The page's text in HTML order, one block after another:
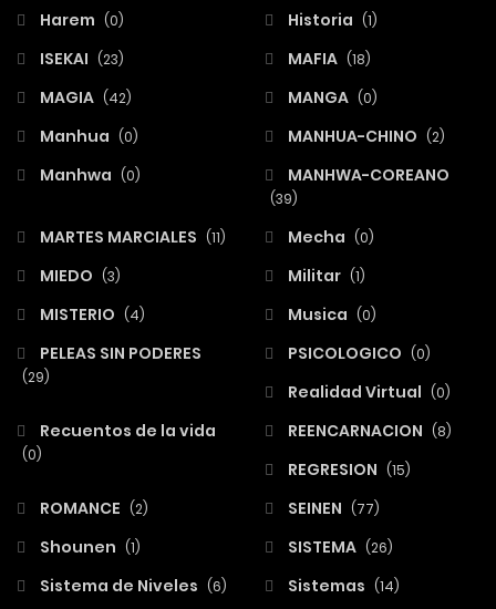
Harem (0) Historia (1)
ISEKAI (23) MAFIA (18)
MAGIA (42) MANGA (0)
Manhua (0) MANHUA-CHINO (2)
Manhwa (0) MANHWA-COREANO
(39)
MARTES MARCIALES (11) Mecha (0)
MIEDO (3) Militar (1)
MISTERIO (4) Musica (0)
PELEAS SIN PODERES
(29)
PSICOLOGICO (0)
Realidad Virtual (0)
Recuentos de la vida
(0)
REENCARNACION (8)
REGRESION (15)
ROMANCE (2) SEINEN (77)
Shounen (1) SISTEMA (26)
Sistema de Niveles (6) Sistemas (14)